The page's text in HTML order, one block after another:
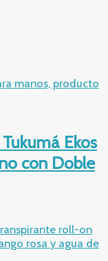
Ekos
con Doble